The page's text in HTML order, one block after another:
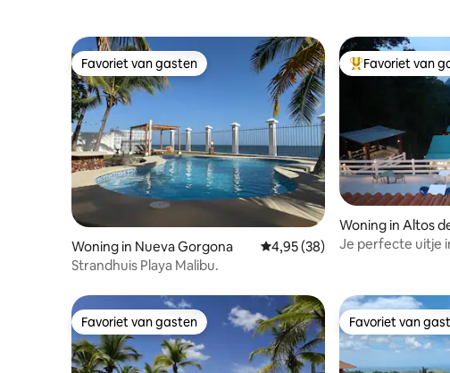
Favoriet van gasten
Favoriet van gasten
Woning in Nueva Gorgona Gemiddelde beoordeling van
4,95 (38)
Strandhuis Playa Malibu.
Topfavoriet van
Favoriet van
Woning in Altos
Je perfecte uitje
Favoriet van gasten
Favoriet van gasten Favoriet van
Favoriet van